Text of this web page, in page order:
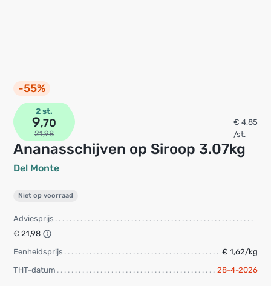
-55%
Ananasschijven op Siroop 3.07kg
Del Monte
2 st.
9,70
21,98
€ 4,85
/st.
Niet op voorraad
Adviesprijs
€ 21,98
Eenheidsprijs
€ 1,62/kg
THT-datum
28-4-2026